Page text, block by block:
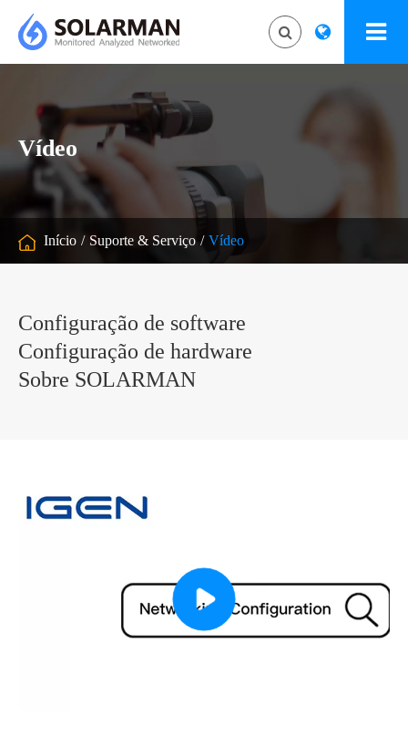
Início Suporte & Serviço Vídeo
Vídeo
Configuração de software
Configuração de hardware
Sobre SOLARMAN